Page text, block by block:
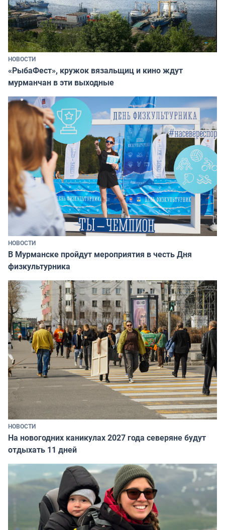
НОВОСТИ
«РыбаФест», кружок вязальщиц и кино ждут
мурманчан в эти выходные
НОВОСТИ
В Мурманске пройдут мероприятия в честь Дня
физкультурника
НОВОСТИ
На новогодних каникулах 2027 года северяне будут
отдыхать 11 дней